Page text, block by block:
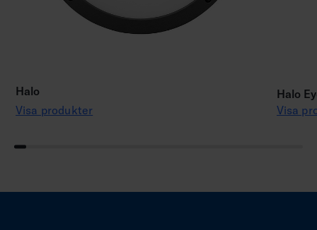
Halo
Visa produkter
Halo
Visa